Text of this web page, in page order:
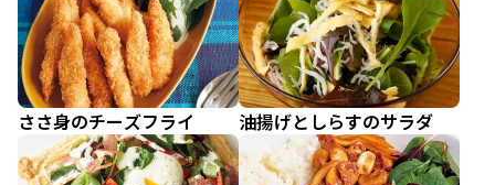
ささ身のチーズフライ 油揚げとしらすのサラダ